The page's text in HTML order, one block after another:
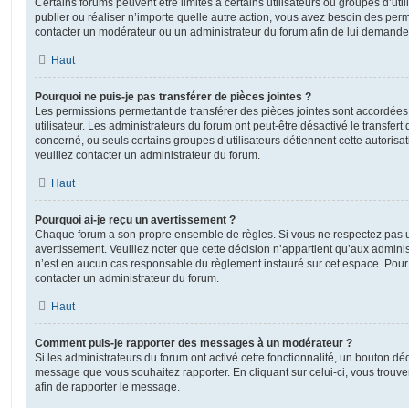
Certains forums peuvent être limités à certains utilisateurs ou groupes
publier ou réaliser n’importe quelle autre action, vous avez besoin des
contacter un modérateur ou un administrateur du forum afin de lui
Haut
Pourquoi ne puis-je pas transférer de pièces jointes ?
Les permissions permettant de transférer des pièces jointes sont
utilisateur. Les administrateurs du forum ont peut-être désactivé le
concerné, ou seuls certains groupes d’utilisateurs détiennent cette
veuillez contacter un administrateur du forum.
Haut
Pourquoi ai-je reçu un avertissement ?
Chaque forum a son propre ensemble de règles. Si vous ne respectez pas
avertissement. Veuillez noter que cette décision n’appartient qu’aux
n’est en aucun cas responsable du règlement instauré sur cet espace.
contacter un administrateur du forum.
Haut
Comment puis-je rapporter des messages à un modérateur ?
Si les administrateurs du forum ont activé cette fonctionnalité, un bouton
message que vous souhaitez rapporter. En cliquant sur celui-ci, vous
afin de rapporter le message.